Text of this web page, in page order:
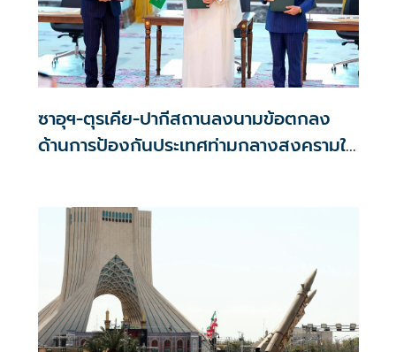
ซาอุฯ-ตุรเคีย-ปากีสถานลงนามข้อตกลง
ด้านการป้องกันประเทศท่ามกลางสงครามใน